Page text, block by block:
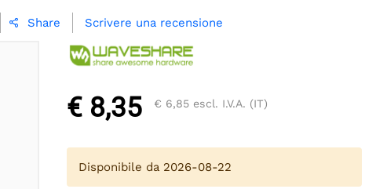
 Share Scrivere una recensione
€ 8,35 € 6,85 escl. I.V.A. (IT)
Disponibile da 2026-08-22